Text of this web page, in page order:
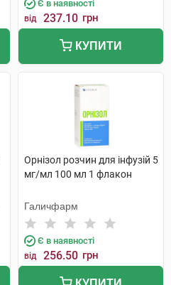
Є в наявності
від 237.10 грн
КУПИТИ
Орнізол розчин для інфузій 5
мг/мл 100 мл 1 флакон
Галичфарм
Є в наявності
від 256.50 грн